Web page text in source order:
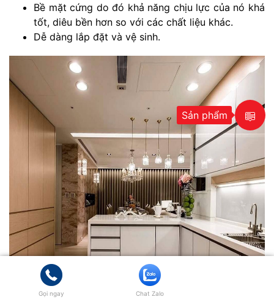
Bề mặt cứng do đó khả năng chịu lực của nó khá
tốt, diêu bền hơn so với các chất liệu khác.
Dễ dàng lắp đặt và vệ sinh.
Sản phẩm
Gọi ngay Chat Zalo